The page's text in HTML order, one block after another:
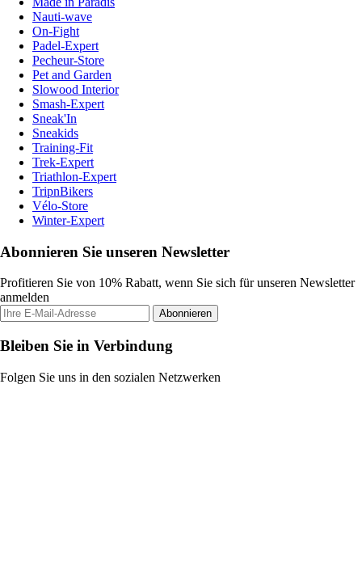
Nauti-wave
On-Fight
Padel-Expert
Pecheur-Store
Pet and Garden
Slowood Interior
Smash-Expert
Sneak'In
Sneakids
Training-Fit
Trek-Expert
Triathlon-Expert
TripnBikers
Vélo-Store
Winter-Expert
Abonnieren Sie unseren Newsletter
Profitieren Sie von 10% Rabatt, wenn Sie sich für unseren Newsletter
anmelden
Abonnieren
Bleiben Sie in Verbindung
Folgen Sie uns in den sozialen Netzwerken